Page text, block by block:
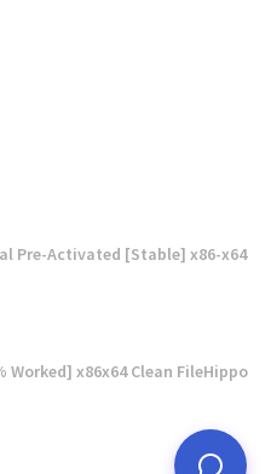
Pre-Activated [Stable] x86-x64
Worked] x86x64 Clean FileHippo